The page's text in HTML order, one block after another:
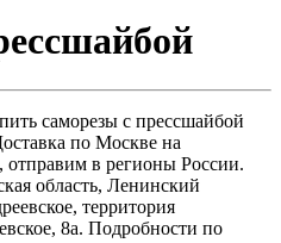
саморезы с прессшайбой
по Москве на
отправим в регионы России.
область, Ленинский
территория
8а. Подробности по